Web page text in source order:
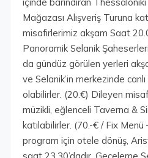
Mağazası Alışveriş Turuna
misafirlerimiz akşam Saat
Panoramik Selanik
da gündüz görülen yerleri
ve Selanik’in merkezinde
olabilirler. (20.€) Dileyen
müzikli, eğlenceli Taverna &
katılabilirler. (70.-€ / Fix
program için otele dönüş,